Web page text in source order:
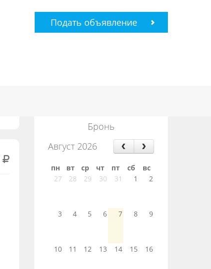
Подать объявление
Бронь
Август 2026
пн вт ср чт пт сб
вс
27
28 29 30 31 1 2
3 4 5 6 7 8 9
10 11 12 13 14 15 16